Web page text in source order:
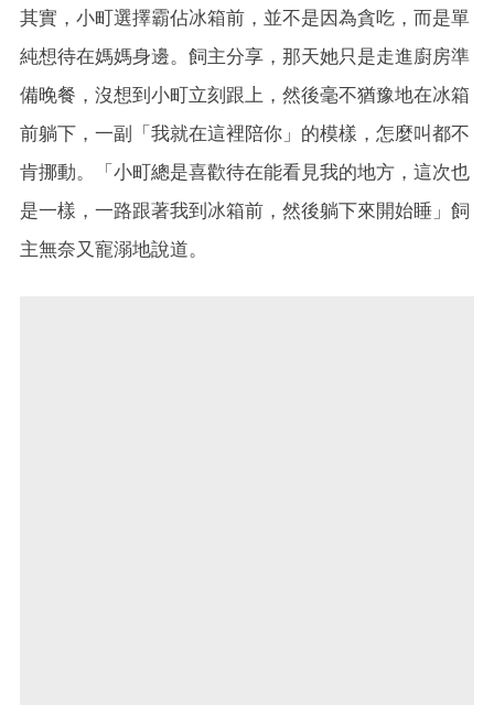
其實，小町選擇霸佔冰箱前，並不是因為貪吃，而是單
純想待在媽媽身邊。飼主分享，那天她只是走進廚房準
備晚餐，沒想到小町立刻跟上，然後毫不猶豫地在冰箱
前躺下，一副「我就在這裡陪你」的模樣，怎麼叫都不
肯挪動。「小町總是喜歡待在能看見我的地方，這次也
是一樣，一路跟著我到冰箱前，然後躺下來開始睡」飼
主無奈又寵溺地說道。